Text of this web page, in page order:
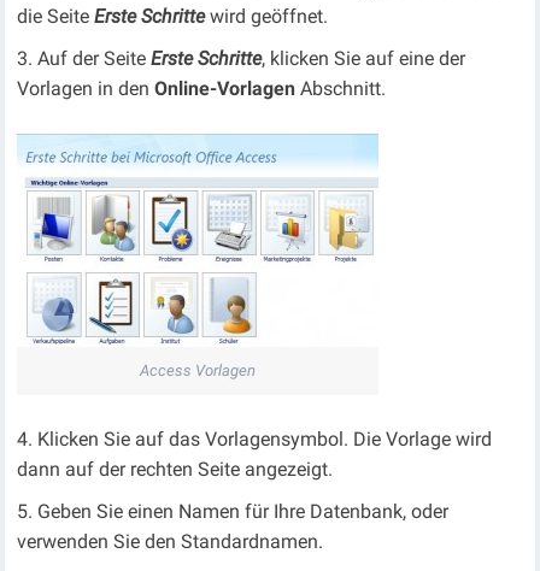
die SeiteErste Schrittewird geöffnet.
Auf der SeiteErste Schritte, klicken Sie auf eine der
Vorlagen in denOnline-VorlagenAbschnitt.
Access Vorlagen
Klicken Sie auf das Vorlagensymbol. Die Vorlage wird
dann auf der rechten Seite angezeigt.
Geben Sie einen Namen für Ihre Datenbank, oder
verwenden Sie den Standardnamen.